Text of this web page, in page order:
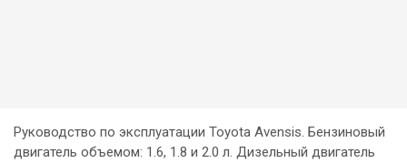
Руководство по эксплуатации Toyota Avensis. Бензиновый
двигатель объемом: 1.6, 1.8 и 2.0 л. Дизельный двигатель